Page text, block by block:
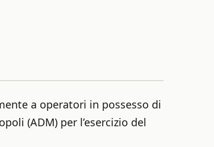
a operatori in possesso di
(ADM) per l’esercizio del